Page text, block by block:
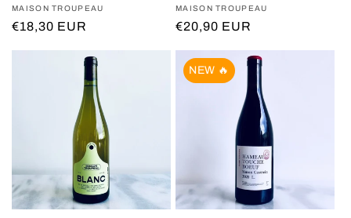
Vendor:
MAISON TROUPEAU
Regular
€18,30 EUR
Vendor:
MAISON TROUPEAU
Regular
€20,90 EUR
NEW 🔥